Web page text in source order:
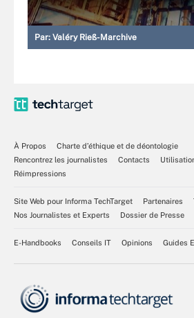
Par: Valéry Rieß-Marchive
À Propos
Charte d’éthique et de déontologie
Rencontrez les journalistes
Contacts
Réimpressions
Site Web pour Informa TechTarget Partenaires
Nos Journalistes et Experts
Dossier de Presse
E-Handbooks Conseils IT Opinions Guides